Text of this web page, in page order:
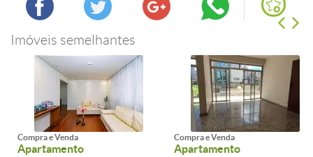
Imóveis semelhantes
Compra e Venda
Apartamento
Compra e Venda
Apartamento